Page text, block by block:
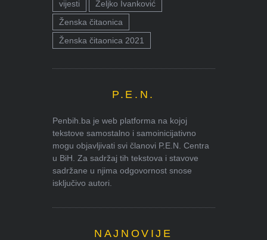
vijesti
Željko Ivanković
Ženska čitaonica
Ženska čitaonica 2021
P.E.N.
Penbih.ba je web platforma na kojoj
tekstove samostalno i samoinicijativno
mogu objavljivati svi članovi P.E.N. Centra
u BiH. Za sadržaj tih tekstova i stavove
sadržane u njima odgovornost snose
isključivo autori.
NAJNOVIJE